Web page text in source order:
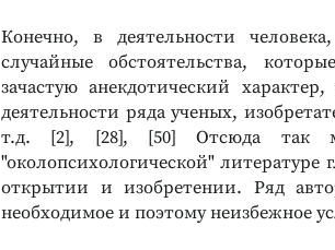
Конечно, в деятельности
случайные обстоятельства,
зачастую анекдотический
деятельности ряда ученых,
т.д. [2], [28], [50] Отсюда так
"околопсихологической"
открытии и изобретении. Ряд
необходимое и поэтому неизбежное